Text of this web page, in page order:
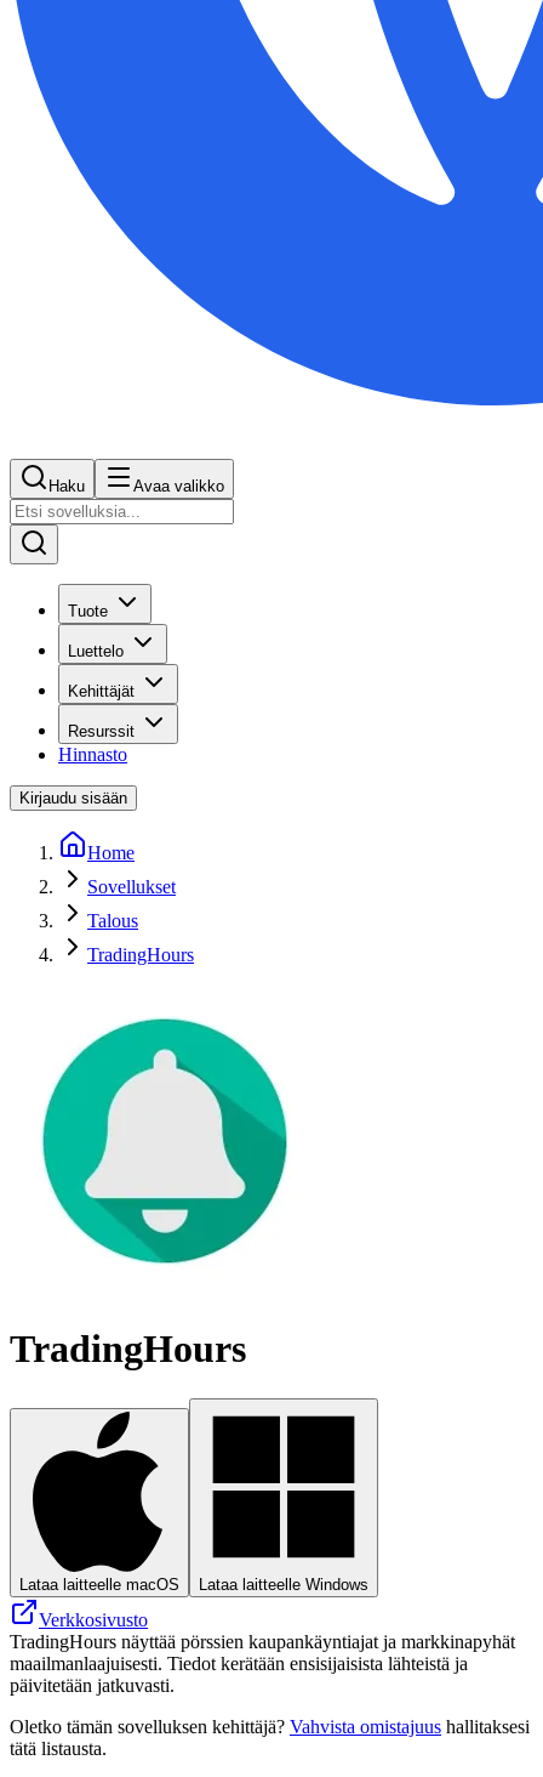
Haku Avaa valikko
Tuote
Luettelo
Kehittäjät
Resurssit
Hinnasto
Kirjaudu sisään
Home
Sovellukset
Talous
TradingHours
TradingHours
Lataa laitteelle macOS Lataa laitteelle Windows
Verkkosivusto
TradingHours näyttää pörssien kaupankäyntiajat ja markkinapyhät
maailmanlaajuisesti. Tiedot kerätään ensisijaisista lähteistä ja
päivitetään jatkuvasti.
Oletko tämän sovelluksen kehittäjä? Vahvista omistajuus hallitaksesi
tätä listausta.